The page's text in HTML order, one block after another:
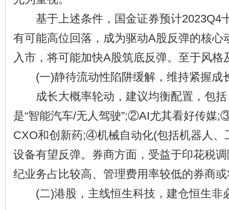
基于上述条件，国金证券预计2023Q4
有可能高位回落，成为驱动A股反弹的核心
入市，将可能加快A股筑底反弹。至于风格
(一)静待流动性陷阱缓解，维持紧握成
成长大概率轮动，建议均衡配置，包
是“智能汽车/无人驾驶”;②AI尤其看好传媒
CXO和创新药;④机械自动化(包括机器人
设备有望反弹。券商方面，受益于印花税
纪业务占比较高、管理费用率较低的券商
(二)港股，主线恒生科技，建仓恒生非